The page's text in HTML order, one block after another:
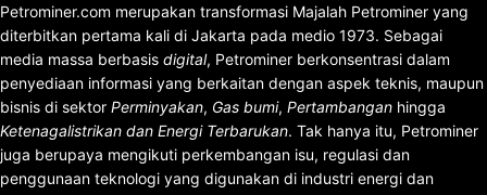
Petrominer.com merupakan transformasi Majalah Petrominer yang
diterbitkan pertama kali di Jakarta pada medio 1973. Sebagai
media massa berbasis digital, Petrominer berkonsentrasi dalam
penyediaan informasi yang berkaitan dengan aspek teknis, maupun
bisnis di sektor Perminyakan, Gas bumi, Pertambangan hingga
Ketenagalistrikan dan Energi Terbarukan. Tak hanya itu, Petrominer
juga berupaya mengikuti perkembangan isu, regulasi dan
penggunaan teknologi yang digunakan di industri energi dan